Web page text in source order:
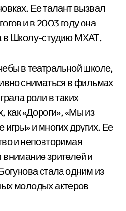
Ее талант вызвал
и в 2003 году она
в Школу-студию МХАТ.
в театральной школе,
сниматься в фильмах
роли в таких
как «Дороги», «Мы из
игры» и многих других. Ее
и неповторимая
зрителей и
стала одним из
молодых актеров